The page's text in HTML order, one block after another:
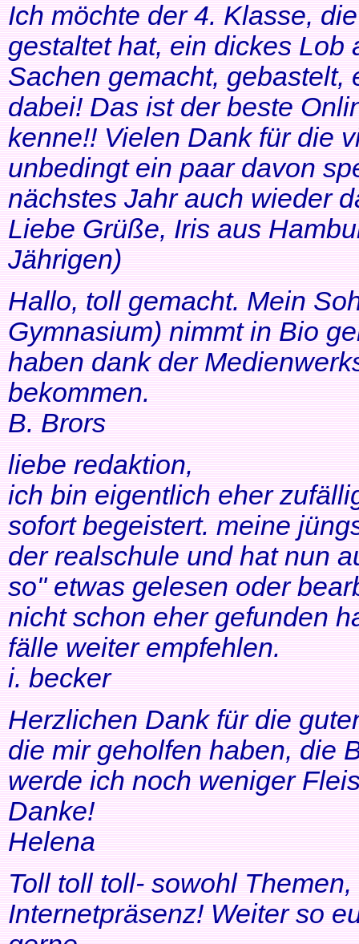
Ich möchte der 4. Klasse,
gestaltet hat, ein dickes Lob
Sachen gemacht, gebastelt,
dabei! Das ist der beste
kenne!! Vielen Dank für die
unbedingt ein paar davon
nächstes Jahr auch wieder
Liebe Grüße, Iris aus
Jährigen)
Hallo, toll gemacht. Mein
Gymnasium) nimmt in Bio
haben dank der
bekommen.
B. Brors
liebe redaktion,
ich bin eigentlich eher
sofort begeistert. meine
der realschule und hat nun
so" etwas gelesen oder
nicht schon eher gefunden
fälle weiter empfehlen.
i. becker
Herzlichen Dank für die
die mir geholfen haben, die
werde ich noch weniger
Danke!
Helena
Toll toll toll- sowohl
Internetpräsenz! Weiter so